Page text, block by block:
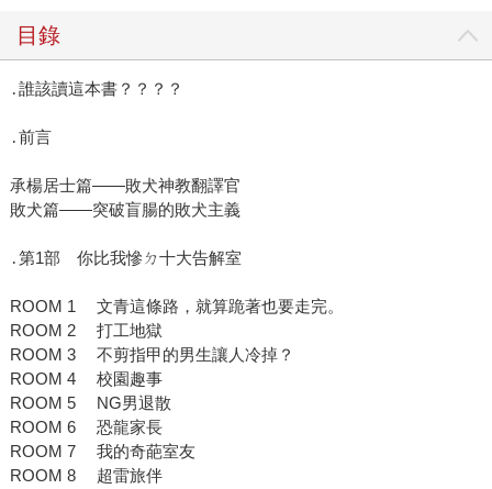
目錄
․誰該讀這本書？？？？
․前言
承楊居士篇——敗犬神教翻譯官
敗犬篇——突破盲腸的敗犬主義
․第1部 你比我慘ㄉ十大告解室
ROOM 1 文青這條路，就算跪著也要走完。
ROOM 2 打工地獄
ROOM 3 不剪指甲的男生讓人冷掉？
ROOM 4 校園趣事
ROOM 5 NG男退散
ROOM 6 恐龍家長
ROOM 7 我的奇葩室友
ROOM 8 超雷旅伴